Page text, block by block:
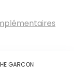
GARCON